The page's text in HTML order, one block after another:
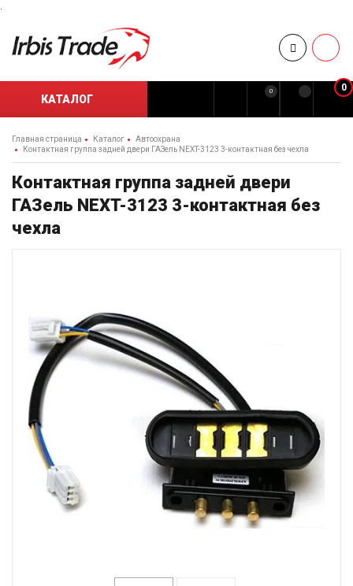
.
КАТАЛОГ
0 0
Главная страница Каталог
Автоохрана
Контактная группа задней двери ГАЗель NEXT-3123 3-контактная без чехла
Контактная группа задней двери
ГАЗель NEXT-3123 3-контактная без
чехла